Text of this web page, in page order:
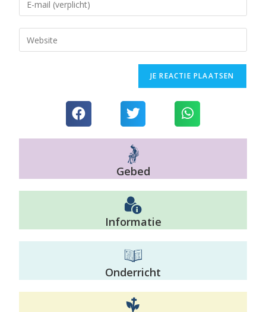
Gebed
Informatie
Onderricht